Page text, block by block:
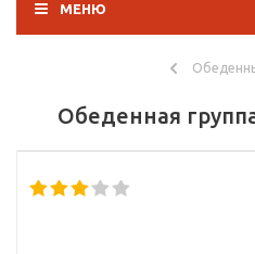
МЕНЮ
Обеденная